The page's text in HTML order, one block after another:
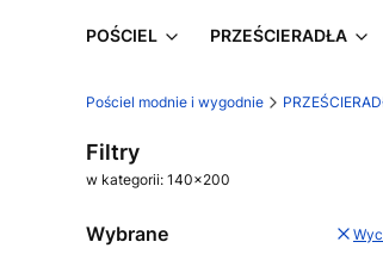
POŚCIEL PRZEŚCIERADŁA
Pościel modnie i wygodnie
Filtry
w kategorii: 140x200
Wybrane